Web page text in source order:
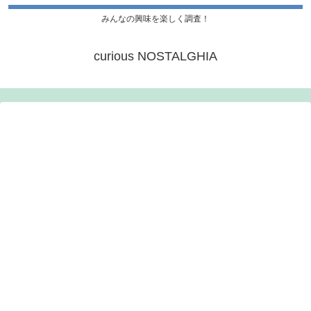
みんなの興味を楽しく調査！
curious NOSTALGHIA